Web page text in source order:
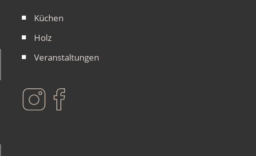
Küchen
Holz
Veranstaltungen